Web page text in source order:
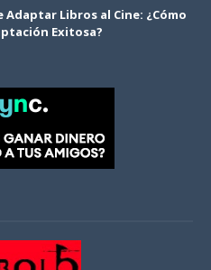
Adaptar Libros al Cine: ¿Cómo
Exitosa?